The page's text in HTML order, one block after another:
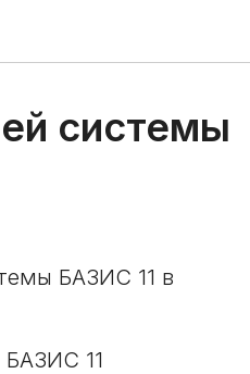
системы
БАЗИС 11 в
11